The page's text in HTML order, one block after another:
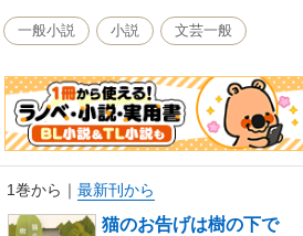
たちの世界がガラッと変わっていく――。 お
ふわっと心があたたかくなる7つのやさしい物
一般小説 小説 文芸一般
1巻から ｜ 最新刊から
猫のお告げは樹の下で